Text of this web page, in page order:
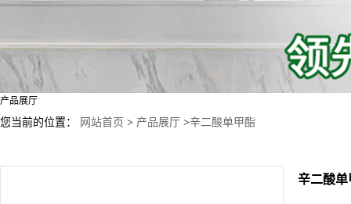
产品展厅
您当前的位置： 网站首页 > 产品展厅 >辛二酸单甲酯
辛二酸单